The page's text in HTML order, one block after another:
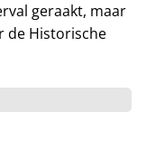
geraakt, maar
de Historische